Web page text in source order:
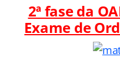
2ª fase da
Exame de